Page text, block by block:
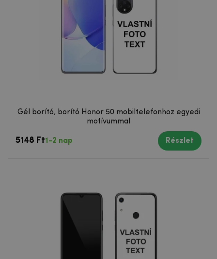
Gél borító, borító Honor 50 mobiltelefonhoz egyedi
motívummal
5148 Ft1-2 nap Részlet